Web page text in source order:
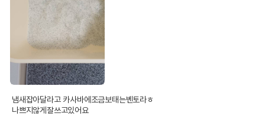
냄새잡아달라고 카사바에조금보태는벤토라ㅎ
나쁘지않게잘쓰고있어요